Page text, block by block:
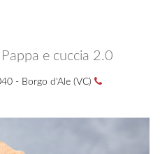
e cuccia 2.0
- Borgo d'Ale (VC)